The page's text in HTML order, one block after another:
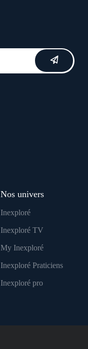
Nos univers
Inexploré
Inexploré TV
My Inexploré
Inexploré Praticiens
Inexploré pro